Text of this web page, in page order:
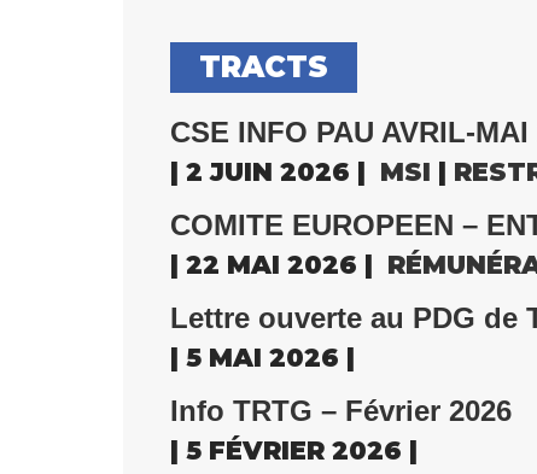
TRACTS
CSE INFO PAU AVRIL-MAI
| 2 JUIN 2026 | MSI |
COMITE EUROPEEN –
| 22 MAI 2026 |
Lettre ouverte au PDG de
| 5 MAI 2026 |
Info TRTG – Février 2026
| 5 FÉVRIER 2026 |